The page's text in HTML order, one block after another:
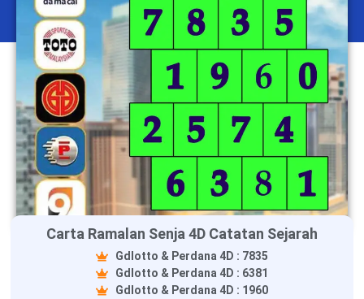
Carta Ramalan Senja 4D Catatan Sejarah
Gdlotto & Perdana 4D : 7835
Gdlotto & Perdana 4D : 6381
Gdlotto & Perdana 4D : 1960